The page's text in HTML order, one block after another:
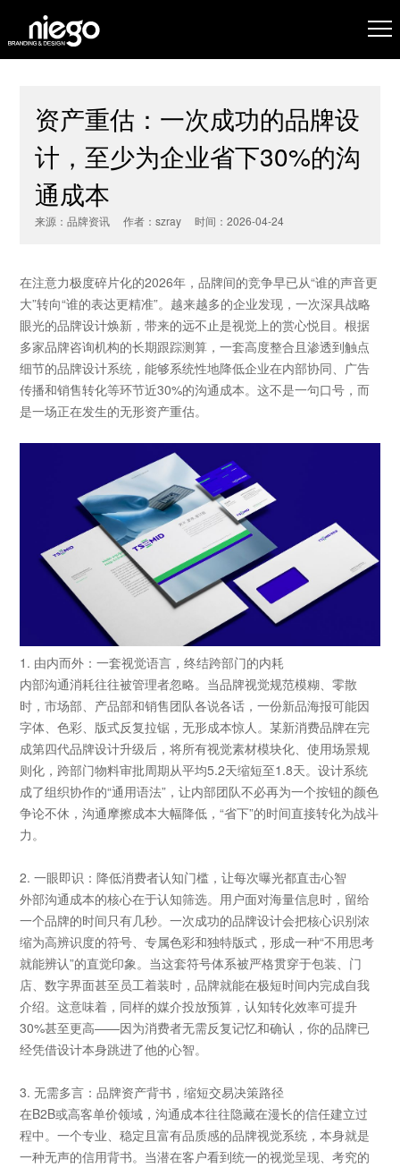
资产重估：一次成功的品牌设
计，至少为企业省下30%的沟
通成本
来源：品牌资讯 作者：szray 时间：2026-04-24
在注意力极度碎片化的2026年，品牌间的竞争早已从“谁的声音更
大”转向“谁的表达更精准”。越来越多的企业发现，一次深具战略
眼光的品牌设计焕新，带来的远不止是视觉上的赏心悦目。根据
多家品牌咨询机构的长期跟踪测算，一套高度整合且渗透到触点
细节的品牌设计系统，能够系统性地降低企业在内部协同、广告
传播和销售转化等环节近30%的沟通成本。这不是一句口号，而
是一场正在发生的无形资产重估。
1. 由内而外：一套视觉语言 ，终结跨部门的内耗
内部沟通消耗往往被管理者忽略。当品牌视觉规范模糊、零散
时，市场部、产品部和销售团队各说各话，一份新品海报可能因
字体、色彩、版式反复拉锯，无形成本惊人。某新消费品牌在完
成第四代品牌设计升级后，将所有视觉素材模块化、使用场景规
则化，跨部门物料审批周期从平均5.2天缩短至1.8天。设计系统
成了组织协作的“通用语法”，让内部团队不必再为一个按钮的颜色
争论不休，沟通摩擦成本大幅降低，“省下”的时间直接转化为战斗
力。
2. 一眼即识：降低消费者认知门槛，让每次曝光都直击心智
外部沟通成本的核心在于认知筛选。用户面对海量信息时，留给
一个品牌的时间只有几秒。一次成功的品牌设计会把核心识别浓
缩为高辨识度的符号、专属色彩和独特版式，形成一种“不用思考
就能辨认”的直觉印象。当这套符号体系被严格贯穿于包装、门
店、数字界面甚至员工着装时，品牌就能在极短时间内完成自我
介绍。这意味着，同样的媒介投放预算，认知转化效率可提升
30%甚至更高——因为消费者无需反复记忆和确认，你的品牌已
经凭借设计本身跳进了他的心智。
3. 无需多言：品牌资产背书，缩短交易决策路径
在B2B或高客单价领域，沟通成本往往隐藏在漫长的信任建立过
程中。一个专业、稳定且富有品质感的品牌视觉系统，本身就是
一种无声的信用背书。当潜在客户看到统一的视觉呈现、考究的